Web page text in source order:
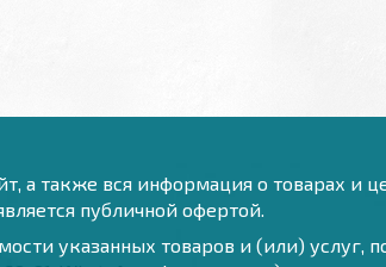
а также вся информация о товарах и
публичной офертой.
указанных товаров и (или)